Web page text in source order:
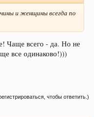
и женщины всегда по
Чаще всего - да. Но не
все одинаково!)))
чтобы ответить.)